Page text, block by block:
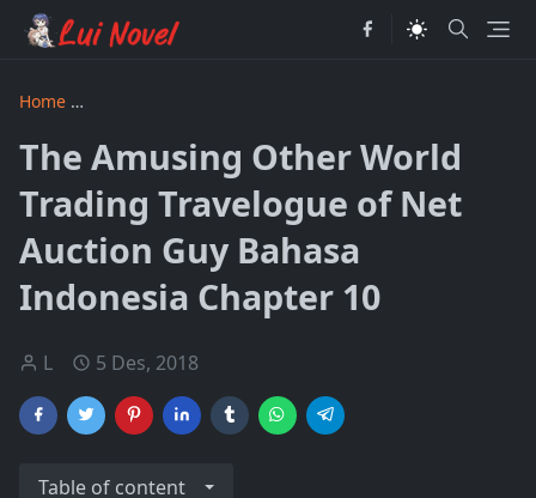
Home
The Amusing Other World
Trading Travelogue of Net
Auction Guy Bahasa
Indonesia Chapter 10
L 5 Des, 2018
Table of content